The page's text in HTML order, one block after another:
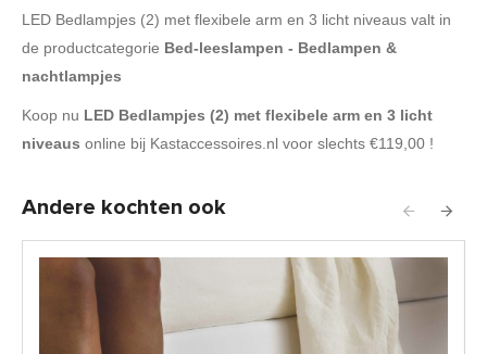
LED Bedlampjes (2) met flexibele arm en 3 licht niveaus valt in
de productcategorie Bed-leeslampen - Bedlampen &
nachtlampjes
Koop nu LED Bedlampjes (2) met flexibele arm en 3 licht
niveaus online bij Kastaccessoires.nl voor slechts €119,00 !
Andere kochten ook